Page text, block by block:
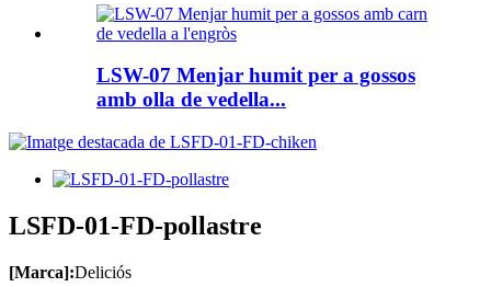
LSW-07 Menjar humit per a gossos
amb olla de vedella...
LSFD-01-FD-pollastre
[Marca]:Deliciós